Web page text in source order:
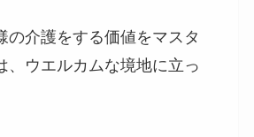
介護をする価値をマスタ
、ウエルカムな境地に立っ